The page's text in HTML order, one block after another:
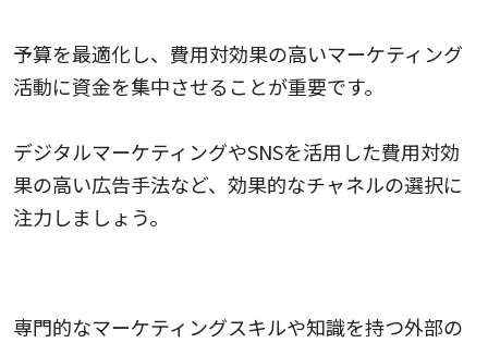
予算を最適化し、費用対効果の高いマーケティング
活動に資金を集中させることが重要です。
デジタルマーケティングやSNSを活用した費用対効
果の高い広告手法など、効果的なチャネルの選択に
注力しましょう。
専門的なマーケティングスキルや知識を持つ外部の